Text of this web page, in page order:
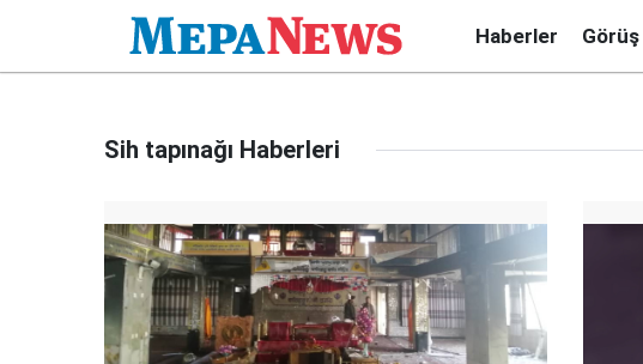
Haberler Görüş
Sih tapınağı Haberleri